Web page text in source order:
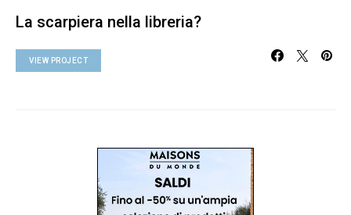
La scarpiera nella libreria?
VIEW PROJECT